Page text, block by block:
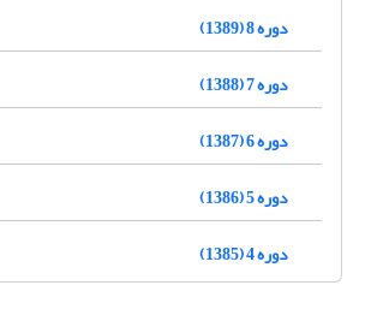
دوره 8 (1389)
دوره 7 (1388)
دوره 6 (1387)
دوره 5 (1386)
دوره 4 (1385)